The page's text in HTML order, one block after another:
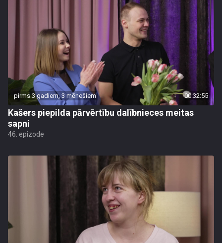
pirms 3 gadiem, 3 mēnešiem 00:32:55
Kašers piepilda pārvērtību dalībnieces meitas
sapni
46. epizode